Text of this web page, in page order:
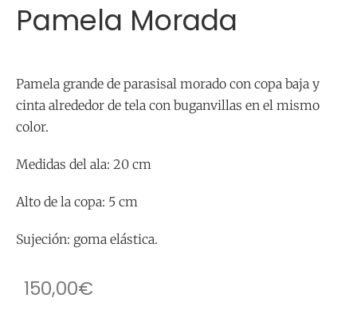
Pamela Morada
Pamela grande de parasisal morado con copa baja y
cinta alrededor de tela con buganvillas en el mismo
color.
Medidas del ala: 20 cm
Alto de la copa: 5 cm
Sujeción: goma elástica.
150,00€